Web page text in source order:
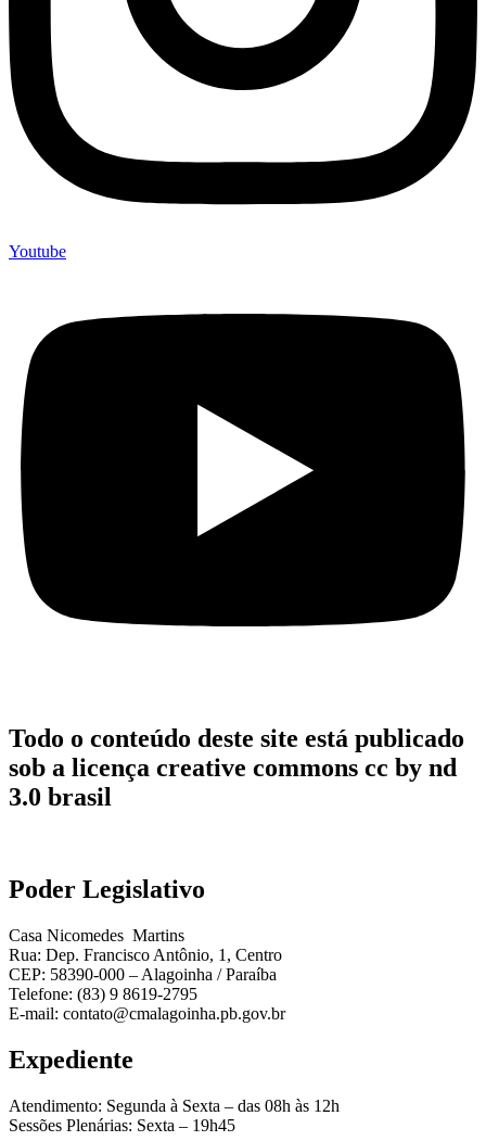
Youtube
Todo o conteúdo deste site está publicado
sob a licença creative commons cc by nd
3.0 brasil
Poder Legislativo
Casa Nicomedes Martins
Rua: Dep. Francisco Antônio, 1, Centro
CEP: 58390-000 – Alagoinha / Paraíba
Telefone: (83) 9 8619-2795
E-mail: contato@cmalagoinha.pb.gov.br
Expediente
Atendimento: Segunda à Sexta – das 08h às 12h
Sessões Plenárias: Sexta – 19h45